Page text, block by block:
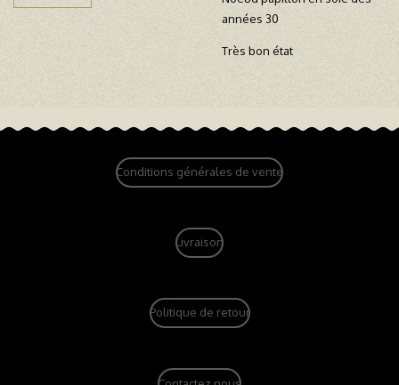
années 30
Très bon état
Conditions générales de vente
Livraison
Politique de retour